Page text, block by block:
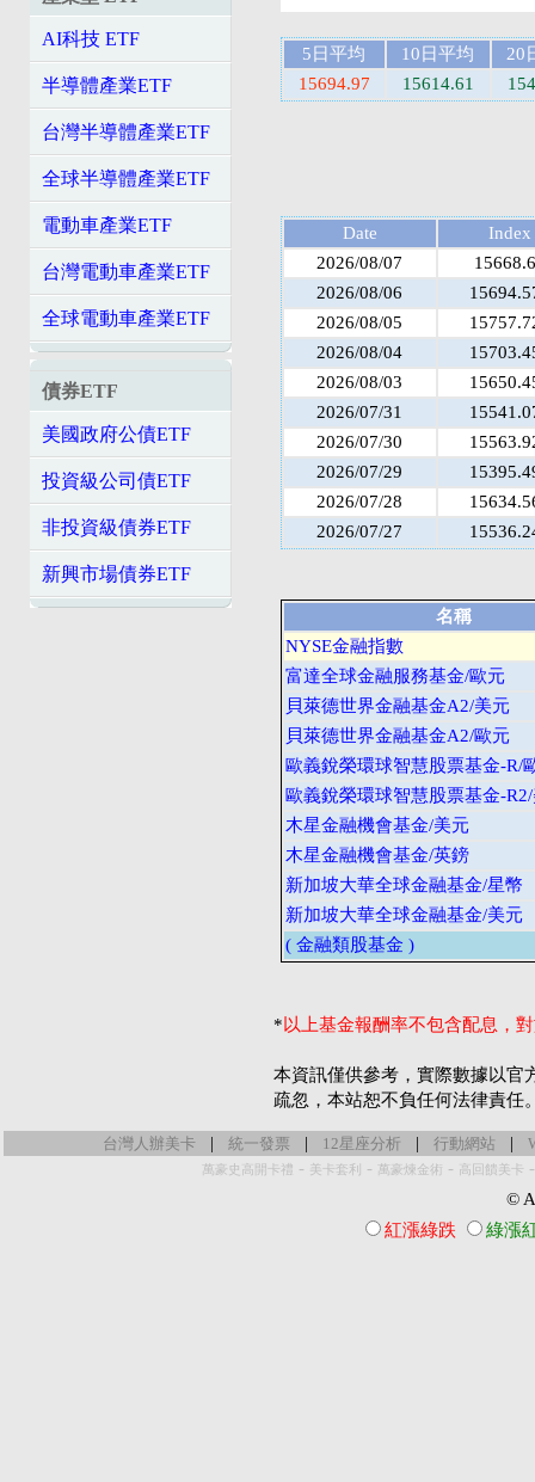
AI科技 ETF
半導體產業ETF
台灣半導體產業ETF
全球半導體產業ETF
電動車產業ETF
台灣電動車產業ETF
全球電動車產業ETF
債券ETF
美國政府公債ETF
投資級公司債ETF
非投資級債券ETF
新興市場債券ETF
5日平均 10日平均
20
15694.97
15614.61
Date
Index
2026/08/07
2026/08/06
2026/08/05
2026/08/04
2026/08/03
2026/07/31
2026/07/30
2026/07/29
2026/07/28
2026/07/27
名稱
NYSE金融指數
富達全球金融服務基金/歐元
貝萊德世界金融基金A2/美元
貝萊德世界金融基金A2/歐元
歐義銳榮環球智慧股票基金-R/
歐義銳榮環球智慧股票基金-
木星金融機會基金/美元
木星金融機會基金/英鎊
新加坡大華全球金融基金/星幣
新加坡大華全球金融基金/美元
( 金融類股基金 )
*以上基金報酬率不包含配息，
本資訊僅供參考，實際數據以官
疏忽，本站恕不負任何法律責任
台灣人辦美卡 | 統一發票 | 12星座分析 | 行動網站 |
萬豪史高開卡禮 - 美卡套利 - 萬豪煉金術 - 高回饋美卡
©
紅漲綠跌
綠漲